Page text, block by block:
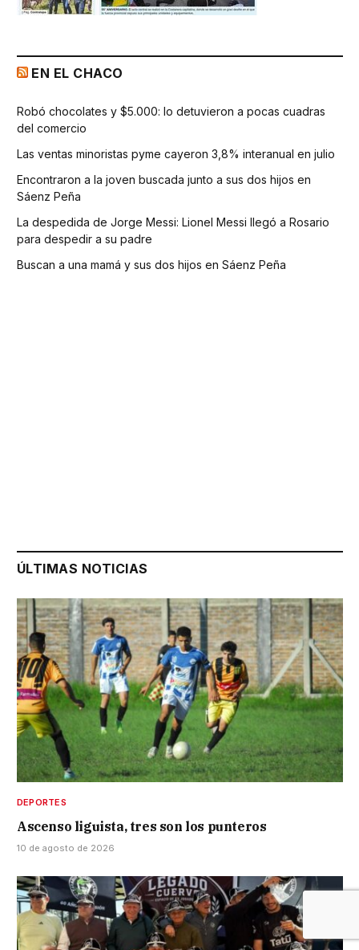
EN EL CHACO
Robó chocolates y $5.000: lo detuvieron a pocas cuadras
del comercio
Las ventas minoristas pyme cayeron 3,8% interanual en julio
Encontraron a la joven buscada junto a sus dos hijos en
Sáenz Peña
La despedida de Jorge Messi: Lionel Messi llegó a Rosario
para despedir a su padre
Buscan a una mamá y sus dos hijos en Sáenz Peña
ÚLTIMAS NOTICIAS
DEPORTES
Ascenso liguista, tres son los punteros
10 de agosto de 2026